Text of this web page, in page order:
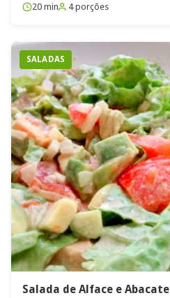
20 min 4 porções
SALADAS
Salada de Alface e Abacate